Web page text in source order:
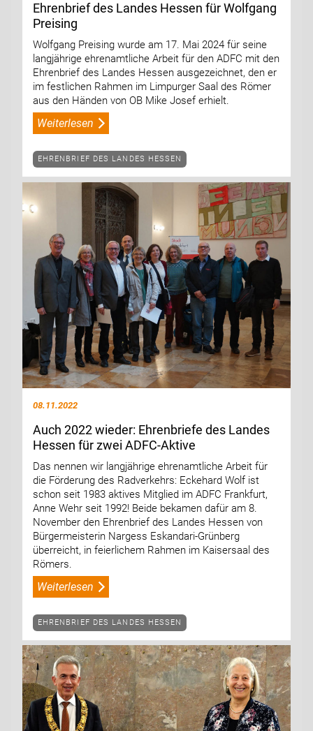
Ehrenbrief des Landes Hessen für Wolfgang
Preising
Wolfgang Preising wurde am 17. Mai 2024 für seine
langjährige ehrenamtliche Arbeit für den ADFC mit den
Ehrenbrief des Landes Hessen ausgezeichnet, den er
im festlichen Rahmen im Limpurger Saal des Römer
aus den Händen von OB Mike Josef erhielt.
Weiterlesen
EHRENBRIEF DES LANDES HESSEN
08.11.2022
Auch 2022 wieder: Ehrenbriefe des Landes
Hessen für zwei ADFC-Aktive
Das nennen wir langjährige ehrenamtliche Arbeit für
die Förderung des Radverkehrs: Eckehard Wolf ist
schon seit 1983 aktives Mitglied im ADFC Frankfurt,
Anne Wehr seit 1992! Beide bekamen dafür am 8.
November den Ehrenbrief des Landes Hessen von
Bürgermeisterin Nargess Eskandari-Grünberg
überreicht, in feierlichem Rahmen im Kaisersaal des
Römers.
Weiterlesen
EHRENBRIEF DES LANDES HESSEN